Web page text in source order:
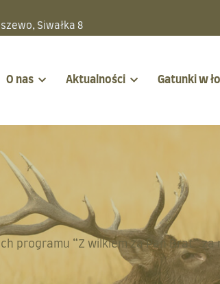
Siwałka 8
O nas Aktualności Gatunki w
programu “Z wilkiem za Pan Brat” za